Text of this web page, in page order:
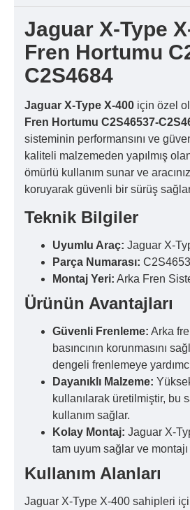
Jaguar X-Type
Fren Hortumu
C2S4684
Jaguar X-Type X-400 için özel
Fren Hortumu C2S46537-
sisteminin performansını ve
kaliteli malzemeden yapılmış
ömürlü kullanım sunar ve
koruyarak güvenli bir sürüş
Teknik Bilgiler
Uyumlu Araç: Jaguar X-
Parça Numarası:
Montaj Yeri: Arka Fren
Ürünün Avantajları
Güvenli Frenleme: Arka
basıncının korunmasını
dengeli frenlemeye
Dayanıklı Malzeme:
kullanılarak üretilmiştir, bu
kullanım sağlar.
Kolay Montaj: Jaguar X-
tam uyum sağlar ve montajı
Kullanım Alanları
Jaguar X-Type X-400 sahipleri